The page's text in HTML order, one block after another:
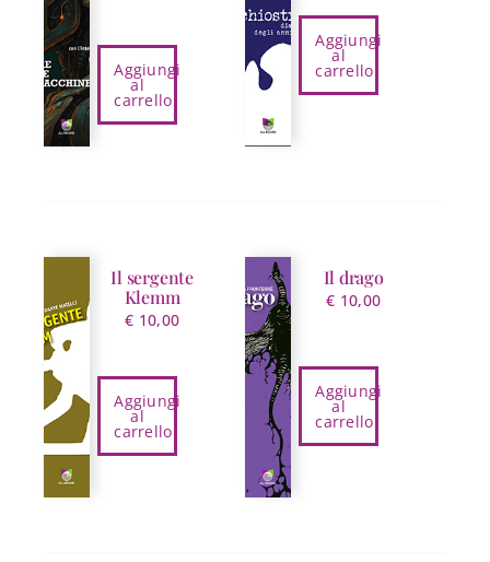
Aggiungi
al
carrello
Aggiungi
al
carrello
Il sergente
Klemm
€ 10,00
Aggiungi
al
carrello
Il drago
€ 10,00
Aggiungi
al
carrello